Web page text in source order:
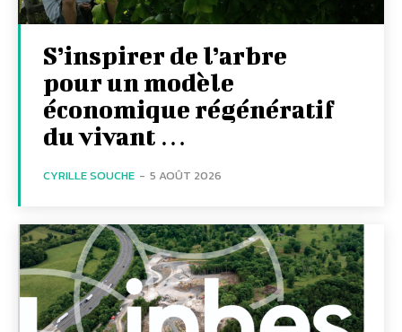
S’inspirer de l’arbre
pour un modèle
économique régénératif
du vivant …
CYRILLE SOUCHE - 5 AOÛT 2026